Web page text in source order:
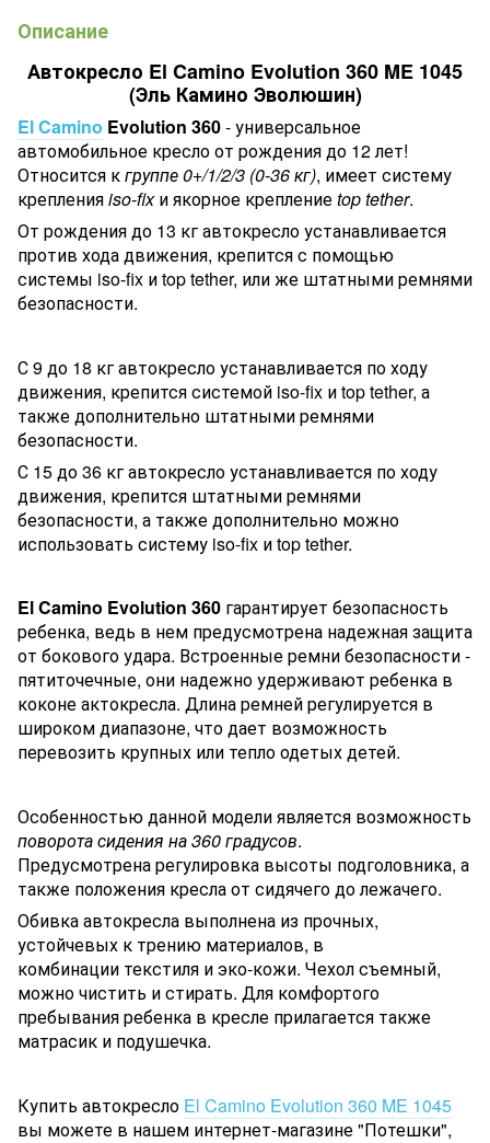
Описание
Автокресло El Camino Evolution 360 ME 1045
(Эль Камино Эволюшин)
El Camino Evolution 360- универсальное
автомобильное кресло от рождения до 12 лет!
Относится кгруппе 0+/1/2/3 (0-36 кг), имеет систему
крепленияiso-fixи якорное креплениеtop tether.
От рождения до 13 кг автокресло устанавливается
против хода движения, крепится с помощью
системы iso-fix и top tether, или же штатными ремнями
безопасности.
С 9 до 18 кг автокресло устанавливается по ходу
движения, крепится системой iso-fix и top tether, а
также дополнительно штатными ремнями
безопасности.
С 15 до 36 кг автокресло устанавливается по ходу
движения, крепится штатными ремнями
безопасности, а также дополнительно можно
использовать систему iso-fix и top tether.
El Camino Evolution 360 гарантирует безопасность
ребенка, ведь в нем предусмотрена надежная защита
от бокового удара. Встроенные ремни безопасности -
пятиточечные, они надежно удерживают ребенка в
коконе актокресла. Длина ремней регулируется в
широком диапазоне, что дает возможность
перевозить крупных или тепло одетых детей.
Особенностью данной модели является возможность
поворота сидения на 360 градусов.
Предусмотрена регулировка высоты подголовника, а
также положения кресла от сидячего до лежачего.
Обивка автокресла выполнена из прочных,
устойчевых к трению материалов, в
комбинации текстиля и эко-кожи. Чехол съемный,
можно чистить и стирать. Для комфортого
пребывания ребенка в кресле прилагается также
матрасик и подушечка.
Купить автокресло El Camino Evolution 360 ME 1045
вы можете в нашем интернет-магазине "Потешки",